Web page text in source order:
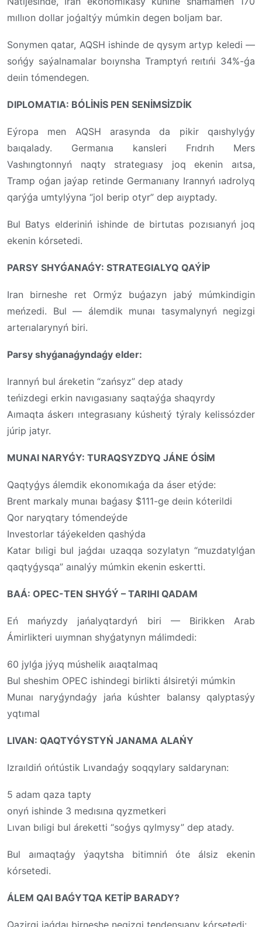
mıllıon dollar joǵaltýy múmkin degen boljam bar.
Sonymen qatar, AQSH ishinde de qysym artyp keledi —
sońǵy saýalnamalar boıynsha Tramptyń reıtıńi 34%-ǵa
deıin tómendegen.
DIPLOMATIA: BÓLİNİS PEN SENİMSİZDİK
Eýropa men AQSH arasynda da pikir qaıshylyǵy
baıqalady. Germanıa kansleri Frıdrıh Mers
Vashıngtonnyń naqty strategıasy joq ekenin aıtsa,
Tramp oǵan jaýap retinde Germanıany Irannyń ıadrolyq
qarýǵa umtylýyna “jol berip otyr” dep aıyptady.
Bul Batys elderiniń ishinde de birtutas pozısıanyń joq
ekenin kórsetedi.
PARSY SHYǴANAǴY: STRATEGIALYQ QAÝİP
Iran birneshe ret Ormýz buǵazyn jabý múmkindigin
meńzedi. Bul — álemdik munaı tasymalynyń negizgi
arterıalarynyń biri.
Parsy shyǵanaǵyndaǵy elder:
Irannyń bul áreketin “zańsyz” dep atady
teńizdegi erkin navıgasıany saqtaýǵa shaqyrdy
Aımaqta áskerı ıntegrasıany kúsheıtý týraly kelissózder
júrip jatyr.
MUNAI NARYǴY: TURAQSYZDYQ JÁNE ÓSİM
Qaqtyǵys álemdik ekonomıkaǵa da áser etýde:
Brent markaly munaı baǵasy $111-ge deıin kóterildi
Qor naryqtary tómendeýde
Investorlar táýekelden qashýda
Katar bıligi bul jaǵdaı uzaqqa sozylatyn “muzdatylǵan
qaqtyǵysqa” aınalýy múmkin ekenin eskertti.
BAÁ: OPEC-TEN SHYǴÝ – TARIHI QADAM
Eń mańyzdy jańalyqtardyń biri — Birikken Arab
Ámirlikteri uıymnan shyǵatynyn málimdedi:
60 jylǵa jýyq múshelik aıaqtalmaq
Bul sheshim OPEC ishindegi birlikti álsiretýi múmkin
Munaı naryǵyndaǵy jańa kúshter balansy qalyptasýy
yqtımal
LIVAN: QAQTYǴYSTYŃ JANAMA ALAŃY
Izraıldiń ońtústik Lıvandaǵy soqqylary saldarynan:
5 adam qaza tapty
onyń ishinde 3 medısına qyzmetkeri
Lıvan bıligi bul áreketti “soǵys qylmysy” dep atady.
Bul aımaqtaǵy ýaqytsha bitimniń óte álsiz ekenin
kórsetedi.
ÁLEM QAI BAǴYTQA KETİP BARADY?
Qazirgi jaǵdaı birneshe negizgi tendensıany kórsetedi: